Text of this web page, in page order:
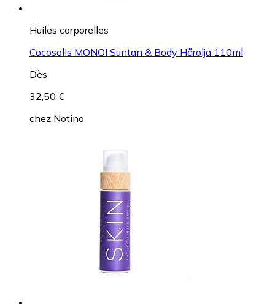
Huiles corporelles
Cocosolis MONOI Suntan & Body Hårolja 110ml
Dès
32,50 €
chez Notino